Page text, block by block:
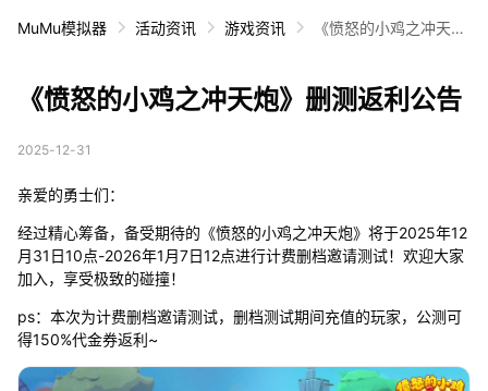
MuMu模拟器 活动资讯 游戏资讯
《愤怒的小鸡之冲天
《愤怒的小鸡之冲天炮》删测返利公告
2025-12-31
亲爱的勇士们：
经过精心筹备，备受期待的《愤怒的小鸡之冲天炮》将于2025年12
月31日10点-2026年1月7日12点进行计费删档邀请测试！欢迎大家
加入，享受极致的碰撞！
ps：本次为计费删档邀请测试，删档测试期间充值的玩家，公测可
得150%代金券返利~